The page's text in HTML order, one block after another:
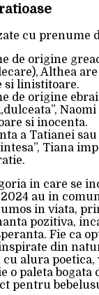
cu prenume
de origine
Althea
si linistitoare.
de origine
si inocenta.
a Tatianei
Tiana
in care se
au in
in viata,
pozitiva,
Fie ca
din
alura
o paleta
pentru